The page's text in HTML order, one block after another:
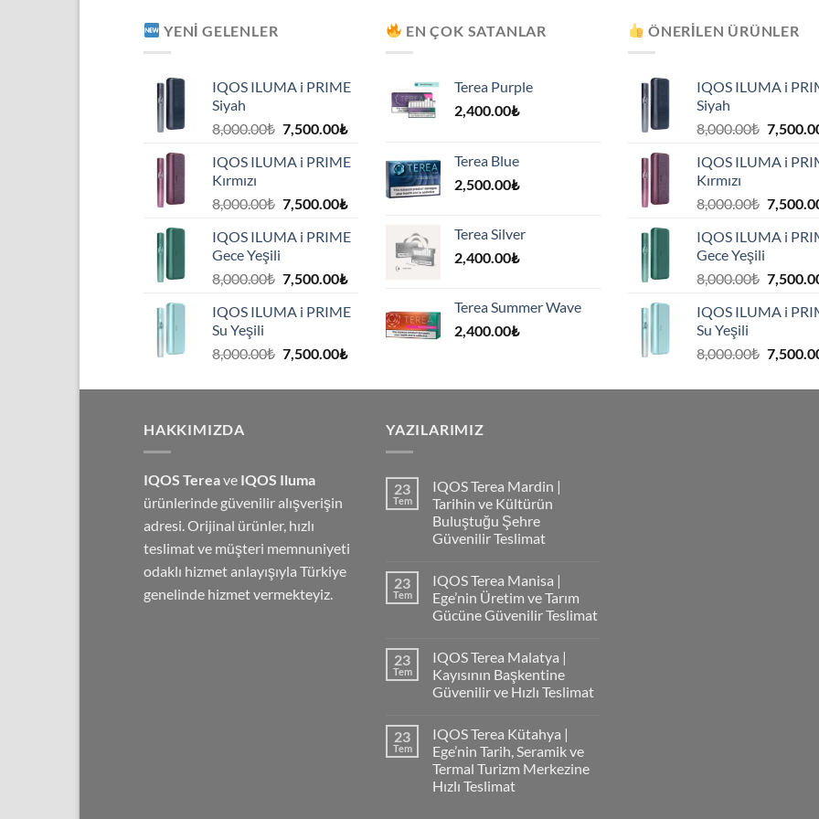
YENI GELENLER
IQOS ILUMA i PRIME
Siyah
8,000.00₺ Orijinal
8,000.00₺.
7,500.00₺Şu
fiyat:
7,500.00₺.
IQOS ILUMA i PRIME
Kırmızı
8,000.00₺ Orijinal
8,000.00₺.
7,500.00₺Şu
fiyat:
7,500.00₺.
IQOS ILUMA i PRIME
Gece Yeşili
8,000.00₺ Orijinal
8,000.00₺.
7,500.00₺Şu
fiyat:
7,500.00₺.
IQOS ILUMA i PRIME
Su Yeşili
8,000.00₺ Orijinal
8,000.00₺.
7,500.00₺Şu
fiyat:
EN ÇOK SATANLAR
Terea Purple
2,400.00₺
Terea Blue
2,500.00₺
Terea Silver
2,400.00₺
Terea Summer Wave
2,400.00₺
ÖNERILEN ÜRÜNLER
IQOS ILUMA i
Siyah
8,000.00₺ Orijinal
IQOS ILUMA i
Kırmızı
8,000.00₺ Orijinal
IQOS ILUMA i
Gece Yeşili
8,000.00₺ Orijinal
IQOS ILUMA i
Su Yeşili
8,000.00₺ Orijinal
HAKKIMIZDA
IQOS Tereave IQOS Iluma
ürünlerinde güvenilir alışverişin
adresi. Orijinal ürünler, hızlı
teslimat ve müşteri memnuniyeti
odaklı hizmet anlayışıyla Türkiye
genelinde hizmet vermekteyiz.
YAZILARIMIZ
23
Tem
IQOS Terea Mardin |
Tarihin ve Kültürün
Buluştuğu Şehre
Güvenilir Teslimat
23
Tem
IQOS Terea Manisa |
Ege’nin Üretim ve Tarım
Gücüne Güvenilir Teslimat
23
Tem
IQOS Terea Malatya |
Kayısının Başkentine
Güvenilir ve Hızlı Teslimat
23
Tem
IQOS Terea Kütahya |
Ege’nin Tarih, Seramik ve
Termal Turizm Merkezine
Hızlı Teslimat